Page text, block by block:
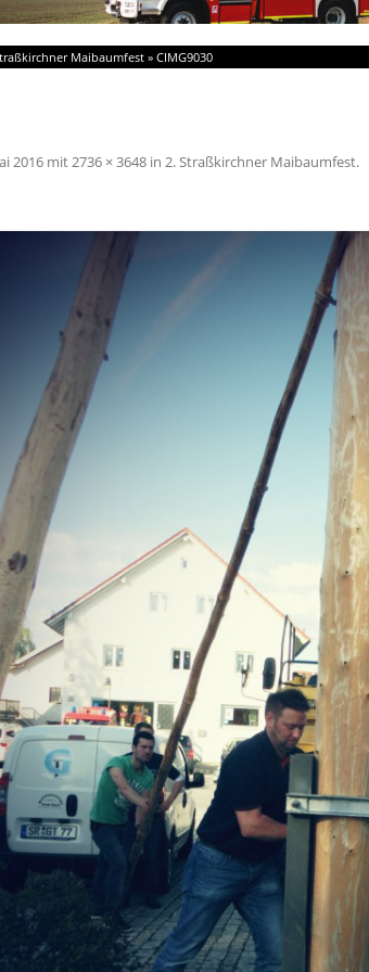
Maibaumfest» CIMG9030
2016 mit2736 × 3648 in 2. Straßkirchner Maibaumfest.